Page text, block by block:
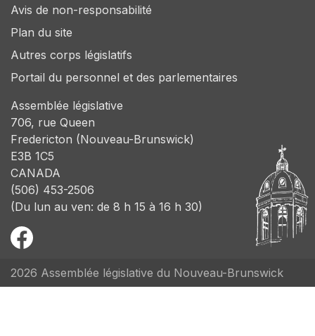
Avis de non-responsabilité
Plan du site
Autres corps législatifs
Portail du personnel et des parlementaires
Assemblée législative
706, rue Queen
Fredericton (Nouveau-Brunswick)
E3B 1C5
CANADA
(506) 453-2506
(Du lun au ven: de 8 h 15 à 16 h 30)
2026 Assemblée législative du Nouveau-Brunswick